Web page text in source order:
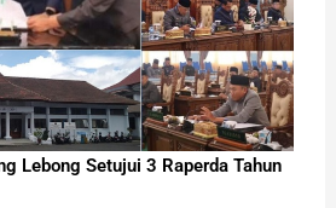
Lebong Setujui 3 Raperda Tahun